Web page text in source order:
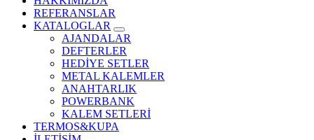
REFERANSLAR
KATALOGLAR
AJANDALAR
DEFTERLER
HEDİYE SETLER
METAL KALEMLER
ANAHTARLIK
POWERBANK
KALEM SETLERİ
TERMOS&KUPA